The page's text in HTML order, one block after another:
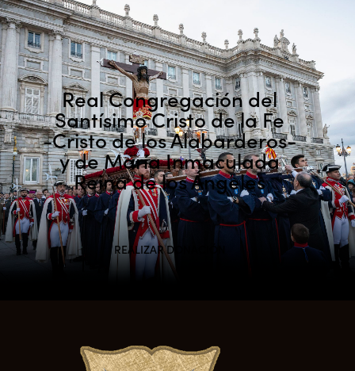
Real Congregación del
Santísimo Cristo de la Fe
-Cristo de los Alabarderos-
y de María Inmaculada
Reina de los Ángeles
REALIZAR DONACIÓN